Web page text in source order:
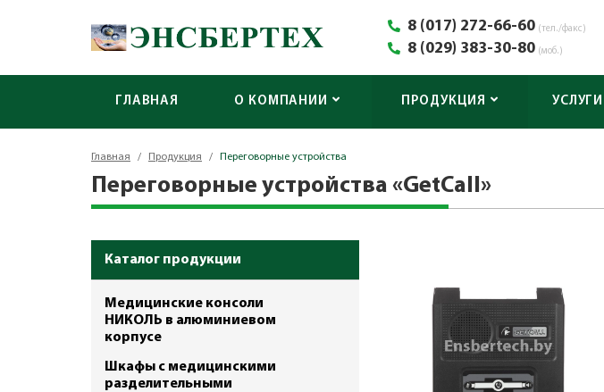
8 (017) 272-66-60 (тел./факс)
8 (029) 383-30-80 (моб.)
ГЛАВНАЯ О КОМПАНИИ ПРОДУКЦИЯ УСЛУГИ
Главная / Продукция / Переговорные устройства
Переговорные устройства «GetCall»
Каталог продукции
Медицинские консоли
НИКОЛЬ в алюминиевом
корпусе
Шкафы с медицинскими
разделительными